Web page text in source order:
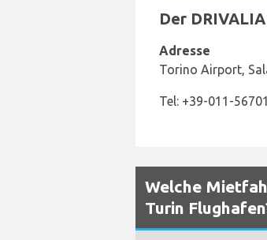
Der
Adresse
Torino Airport,
Tel: +39-011-
Welche
Turin